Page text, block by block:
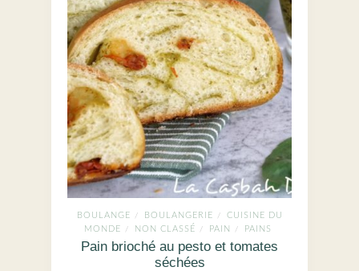
BOULANGE / BOULANGERIE /
CUISINE DU
MONDE
/ NON CLASSÉ / PAIN / PAINS
Pain brioché au pesto et tomates
séchées